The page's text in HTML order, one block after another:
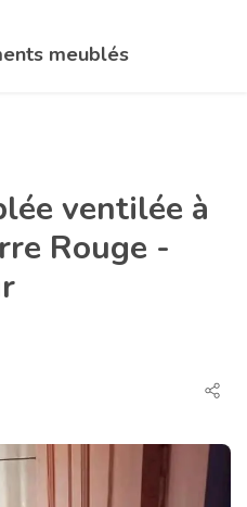
meublés
ventilée à
Rouge -